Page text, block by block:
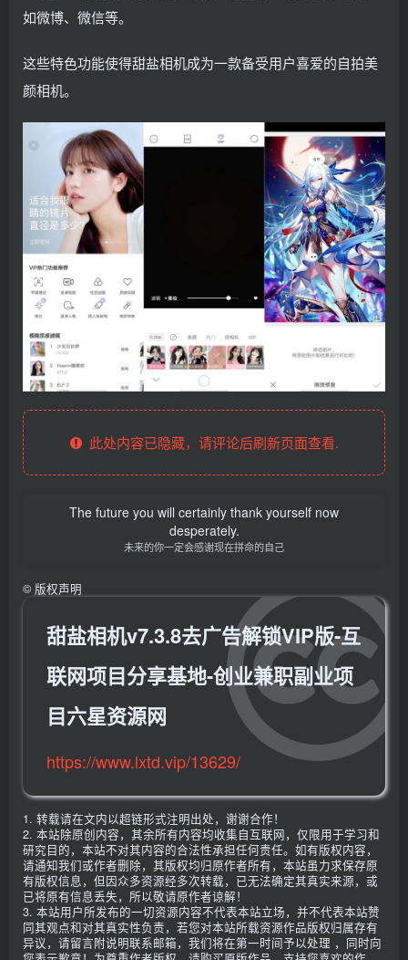
如微博、微信等。
这些特色功能使得甜盐相机成为一款备受用户喜爱的自拍美
颜相机。
此处内容已隐藏，请评论后刷新页面查看.
The future you will certainly thank yourself now
desperately.
未来的你一定会感谢现在拼命的自己
© 版权声明
甜盐相机v7.3.8去广告解锁VIP版-互
联网项目分享基地-创业兼职副业项
目六星资源网
https://www.lxtd.vip/13629/
1. 转载请在文内以超链形式注明出处，谢谢合作！
2. 本站除原创内容，其余所有内容均收集自互联网，仅限用于学习和
研究目的，本站不对其内容的合法性承担任何责任。如有版权内容，
请通知我们或作者删除，其版权均归原作者所有，本站虽力求保存原
有版权信息，但因众多资源经多次转载，已无法确定其真实来源，或
已将原有信息丢失，所以敬请原作者谅解！
3. 本站用户所发布的一切资源内容不代表本站立场，并不代表本站赞
同其观点和对其真实性负责，若您对本站所载资源作品版权归属存有
异议，请留言附说明联系邮箱，我们将在第一时间予以处理 ，同时向